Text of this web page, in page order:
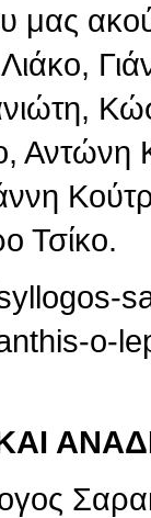
μας
Αντώνη
Τσίκο.